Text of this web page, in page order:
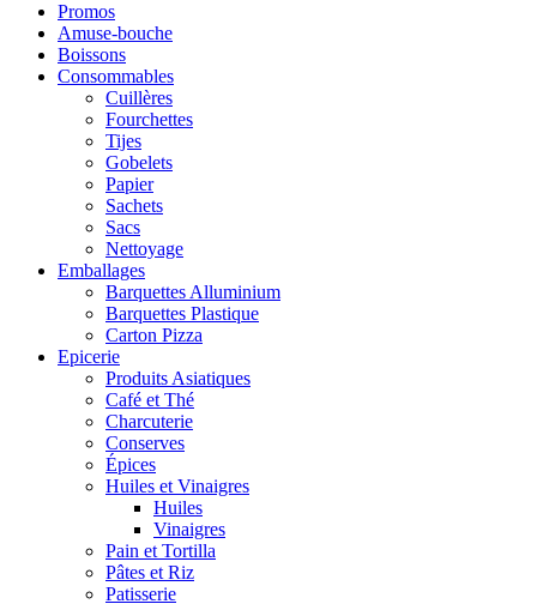
Promos
Amuse-bouche
Boissons
Consommables
Cuillères
Fourchettes
Tijes
Gobelets
Papier
Sachets
Sacs
Nettoyage
Emballages
Barquettes Alluminium
Barquettes Plastique
Carton Pizza
Epicerie
Produits Asiatiques
Café et Thé
Charcuterie
Conserves
Épices
Huiles et Vinaigres
Huiles
Vinaigres
Pain et Tortilla
Pâtes et Riz
Patisserie